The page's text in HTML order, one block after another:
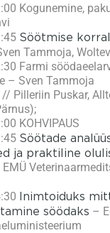
Kogunemine,
Söötmise
Tammoja,
Farmi
– Sven Tammoja
// Pilleriin Puskar,
KOHVIPAUS
Söötade
ja praktiline
EMÜ
Inimtoiduks
söödaks –